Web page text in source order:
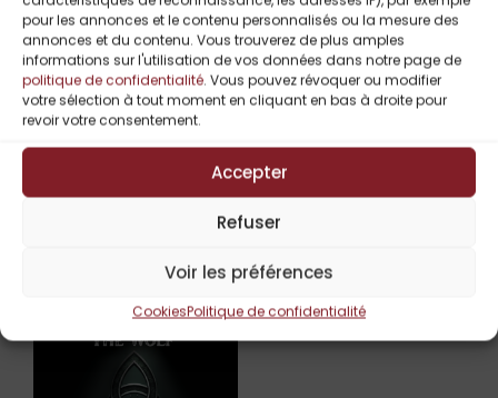
pour les annonces et le contenu personnalisés ou la mesure des
annonces et du contenu. Vous trouverez de plus amples
informations sur l'utilisation de vos données dans notre page de
politique de confidentialité. Vous pouvez révoquer ou modifier
votre sélection à tout moment en cliquant en bas à droite pour
revoir votre consentement.
Accepter
Refuser
Voir les préférences
CookiesPolitique de confidentialité
Cinq styles, un univers commun
Titres Similaires